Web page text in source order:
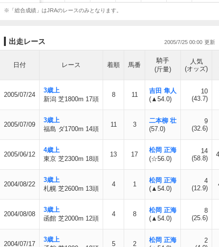
※「総合成績」はJRAのレースのみとなります。
出走レース 2005/7/25 00:00
日付 レース 着順 馬番
騎手
(斤量)
人気
(オッズ)
2005/07/24
3歳上
新潟 芝1800m 17頭
8 11
吉田 隼人
(▲54.0)
10
(43.7)
2005/07/09
3歳上
福島 ダ1700m 14頭
11 3
二本柳 壮
(57.0)
9
(32.6)
2005/06/12
4歳上
東京 芝2300m 18頭
13 17
松岡 正海
(☆56.0)
14
(58.8)
2004/08/22
3歳上
札幌 芝2600m 13頭
4 1
松岡 正海
(▲54.0)
4
(12.9)
2004/08/08
3歳上
函館 芝2000m 12頭
4 8
松岡 正海
(▲54.0)
8
(25.6)
2004/07/17
3歳上
5 2
松岡 正海
2